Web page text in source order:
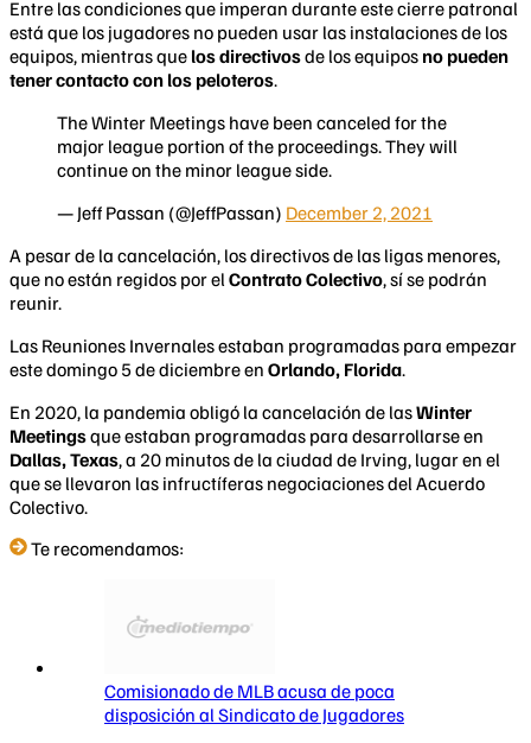
Entre las condiciones que imperan durante este cierre patronal
está que los jugadores no pueden usar las instalaciones de los
equipos, mientras que los directivosde los equipos no pueden
tener contacto con los peloteros.
The Winter Meetings have been canceled for the
major league portion of the proceedings. They will
continue on the minor league side.
— Jeff Passan (@JeffPassan) December 2, 2021
A pesar de la cancelación, los directivos de las ligas menores,
que no están regidos por el Contrato Colectivo, sí se podrán
reunir.
Las Reuniones Invernales estaban programadas para empezar
este domingo 5 de diciembre en Orlando, Florida.
En 2020, la pandemia obligó la cancelación de lasWinter
Meetingsque estaban programadas para desarrollarse en
Dallas, Texas, a 20 minutos de la ciudad de Irving, lugar en el
que se llevaron las infructíferas negociaciones del Acuerdo
Colectivo.
Te recomendamos:
Comisionado de MLB acusa de poca
disposición al Sindicato de Jugadores